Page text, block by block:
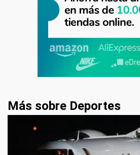
Más sobre Deportes